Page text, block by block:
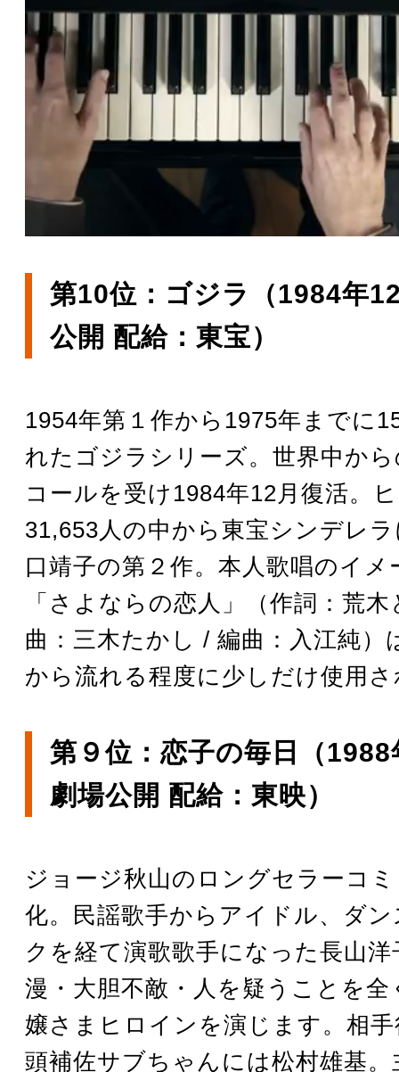
第10位：ゴジラ（1984年
公開 配給：東宝）
1954年第１作から1975年までに
れたゴジラシリーズ。世界中か
コールを受け1984年12月復活。
31,653人の中から東宝シンデレ
口靖子の第２作。本人歌唱のイメ
「さよならの恋人」（作詞：荒
曲：三木たかし / 編曲：入江純）
から流れる程度に少しだけ使用
第９位：恋子の毎日（
劇場公開 配給：東映）
ジョージ秋山のロングセラーコ
化。民謡歌手からアイドル、ダ
クを経て演歌歌手になった長山
漫・大胆不敵・人を疑うことを
嬢さまヒロインを演じます。相
頭補佐サブちゃんには松村雄基。